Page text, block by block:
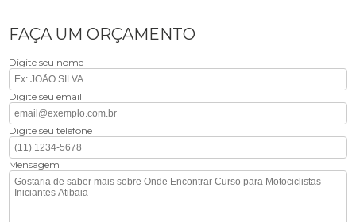
FAÇA UM ORÇAMENTO
Digite seu nome
Digite seu email
Digite seu telefone
Mensagem